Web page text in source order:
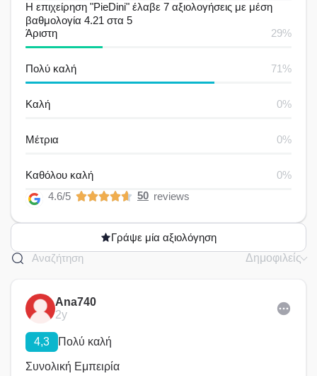
Η επιχείρηση "PieDini" έλαβε 7 αξιολογήσεις με μέση
βαθμολογία 4.21 στα 5
Άριστη
29%
Πολύ καλή 71%
Καλή 0%
Μέτρια 0%
Καθόλου καλή
0%
4.6/5
50 reviews
Γράψε μία αξιολόγηση
Δημοφιλείς
Ana740
2y
4,3 Πολύ καλή
Συνολική Εμπειρία